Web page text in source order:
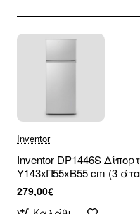
Inventor
Inventor DP1446S
Υ143xΠ55xΒ55 cm (3
279,00€